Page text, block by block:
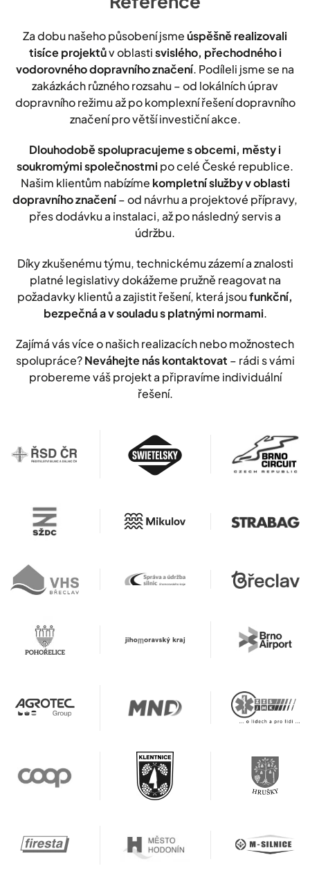
Za dobu našeho působení jsmeúspěšně realizovali
tisíce projektův oblastisvislého, přechodného i
vodorovného dopravního značení. Podíleli jsme se na
zakázkách různého rozsahu – od lokálních úprav
dopravního režimu až po komplexní řešení dopravního
značení pro větší investiční akce.
Dlouhodobě spolupracujeme s obcemi, městy i
soukromými společnostmi po celé České republice.
Našim klientům nabízíme kompletní služby v oblasti
dopravního značení– od návrhu a projektové přípravy,
přes dodávku a instalaci, až po následný servis a
údržbu.
Díky zkušenému týmu, technickému zázemí a znalosti
platné legislativy dokážeme pružně reagovat na
požadavky klientů a zajistit řešení, která jsoufunkční,
bezpečná a v souladu s platnými normami.
Zajímá vás více o našich realizacích nebo možnostech
spolupráce?Neváhejte nás kontaktovat – rádi s vámi
probereme váš projekt a připravíme individuální
řešení.